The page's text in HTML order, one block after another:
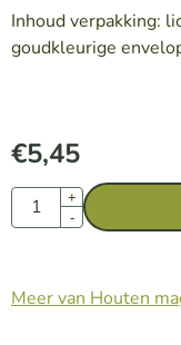
Inhoud verpakking:
goudkleurige
€5,45
Aantal
+
-
Meer van Houten